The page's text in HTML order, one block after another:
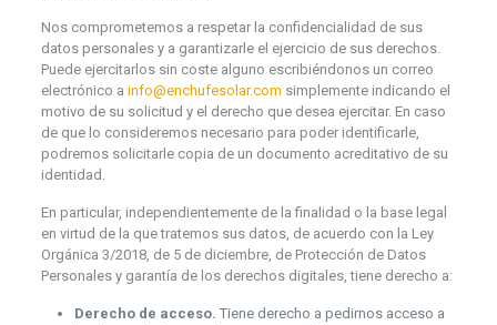
Nos comprometemos a respetar la confidencialidad de sus
datos personales y a garantizarle el ejercicio de sus derechos.
Puede ejercitarlos sin coste alguno escribiéndonos un correo
electrónico a info@enchufesolar.com simplemente indicando el
motivo de su solicitud y el derecho que desea ejercitar. En caso
de que lo consideremos necesario para poder identificarle,
podremos solicitarle copia de un documento acreditativo de su
identidad.
En particular, independientemente de la finalidad o la base legal
en virtud de la que tratemos sus datos, de acuerdo con la Ley
Orgánica 3/2018, de 5 de diciembre, de Protección de Datos
Personales y garantía de los derechos digitales, tiene derecho a:
Derecho de acceso. Tiene derecho a pedirnos acceso a